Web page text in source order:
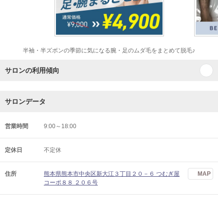
半袖・半ズボンの季節に気になる腕・足のムダ毛をまとめて脱毛♪
サロンの利用傾向
サロンデータ
営業時間 9:00～18:00
定休日 不定休
住所
熊本県熊本市中央区新大江３丁目２０－６ つむぎ屋
コーポ８８ ２０６号
MAP